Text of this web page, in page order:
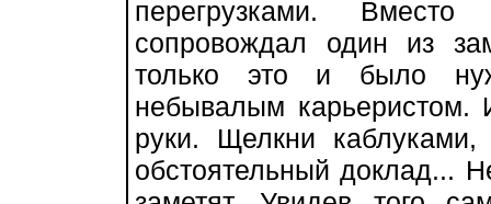
перегрузками.
сопровождал один из
только это и было
небывалым карьеристом.
руки. Щелкни каблуками,
обстоятельный доклад...